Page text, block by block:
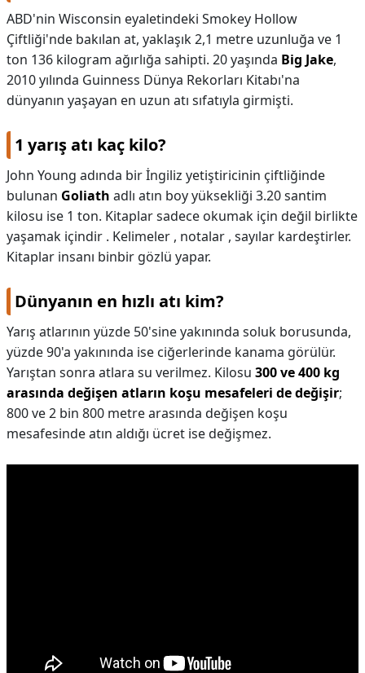
ABD'nin Wisconsin eyaletindeki Smokey Hollow
Çiftliği'nde bakılan at, yaklaşık 2,1 metre uzunluğa ve 1
ton 136 kilogram ağırlığa sahipti. 20 yaşında Big Jake,
2010 yılında Guinness Dünya Rekorları Kitabı'na
dünyanın yaşayan en uzun atı sıfatıyla girmişti.
1 yarış atı kaç kilo?
John Young adında bir İngiliz yetiştiricinin çiftliğinde
bulunan Goliath adlı atın boy yüksekliği 3.20 santim
kilosu ise 1 ton. Kitaplar sadece okumak için değil birlikte
yaşamak içindir . Kelimeler , notalar , sayılar kardeştirler.
Kitaplar insanı binbir gözlü yapar.
Dünyanın en hızlı atı kim?
Yarış atlarının yüzde 50'sine yakınında soluk borusunda,
yüzde 90'a yakınında ise ciğerlerinde kanama görülür.
Yarıştan sonra atlara su verilmez. Kilosu 300 ve 400 kg
arasında değişen atların koşu mesafeleri de değişir;
800 ve 2 bin 800 metre arasında değişen koşu
mesafesinde atın aldığı ücret ise değişmez.